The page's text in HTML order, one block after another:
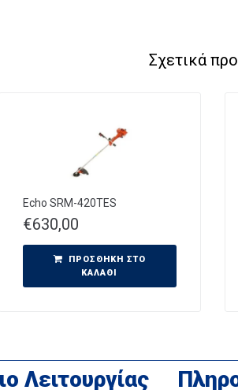
Σχετικά
Echo SRM-420TES
€630,00
ΠΡΟΣΘΉΚΗ ΣΤΟ
ΚΑΛΆΘΙ
Λειτουργίας